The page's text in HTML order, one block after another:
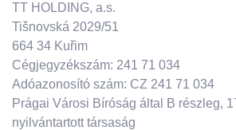
TT HOLDING, a.s.
Tišnovská 2029/51
664 34 Kuřim
Cégjegyzékszám: 241 71 034
Adóazonosító szám: CZ 241 71 034
Prágai Városi Bíróság által B részleg,
nyilvántartott társaság